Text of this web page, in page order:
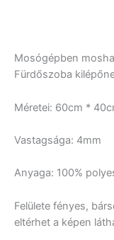
Mosógépben
Fürdőszoba
Méretei: 60cm *
Vastagsága: 4mm
Anyaga: 100%
Felülete fényes,
eltérhet a képen